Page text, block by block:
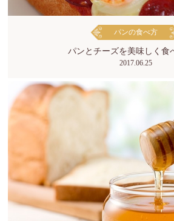
パンの食べ方
パンとチーズを美味しく食
2017.06.25